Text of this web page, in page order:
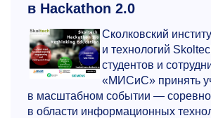
в Hackathon 2.0
Сколковский
и технологий
студентов и
«МИСиС» принять
в масштабном событии —
в области информационных